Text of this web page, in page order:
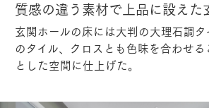
質感の違う素材で上品に設えた
玄関ホールの床には大判の大理石調
のタイル、クロスとも色味を合わせ
とした空間に仕上げた。